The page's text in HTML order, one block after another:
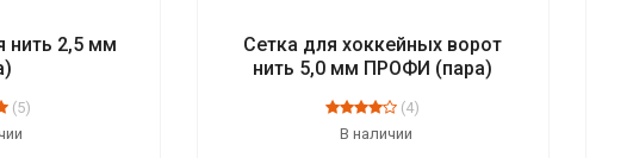
нить 2,5 мм
(5)
Сетка для хоккейных ворот
нить 5,0 мм ПРОФИ (пара)
(4)
В наличии